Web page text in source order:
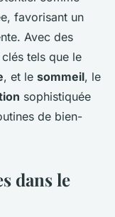
favorisant un
Avec des
tels que le
, et le sommeil, le
sophistiquée
de bien-
dans le